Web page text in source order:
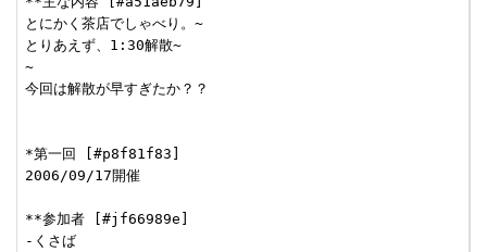
とにかく茶店でしゃべり。~
とりあえず、1:30解散~
~
今回は解散が早すぎたか？？
*第一回 [#p8f81f83]
2006/09/17開催
**参加者 [#jf66989e]
-くさば